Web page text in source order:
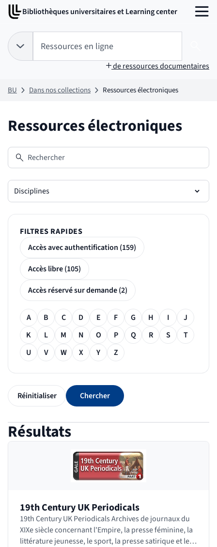
Aller
Aller
page
Bibliothèques universitaires et Learning center MENU
Choix du périmètre de recherche :
RESSOURCES EN LIGNE
sélectionnéTapez votre recherche pour rechercher dans :
Ressources en ligne
de ressources documentaires
BU Dans nos collections Ressources électroniques
Ressources électroniques
Rechercher
Disciplines
FILTRES RAPIDES
Accès avec authentification (159)
Accès libre (105)
Accès réservé sur demande (2)
Filtre alphabétique
A B C D E F G H I
J
K
L M N O P Q R S
T
U
V W X Y Z
Réinitialiser Chercher
Résultats
des résultats de recherche
19th Century UK Periodicals
19th Century UK Periodicals Archives de journaux du
XIXe siècle concernant l'Empire, la presse féminine, la
littérature jeunesse, le sport, la presse satirique et les